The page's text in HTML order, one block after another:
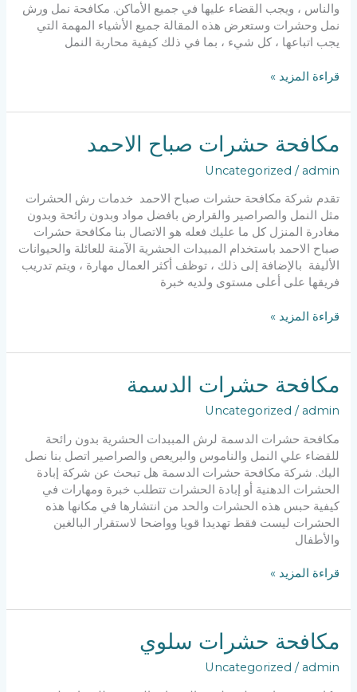
والناس ، ويجب القضاء عليها في جميع الأماكن. مكافحة نمل ورش
نمل وحشرات وستعرض هذه المقالة جميع الأشياء المهمة التي
يجب اتباعها ، كل شيء ، بما في ذلك كيفية محاربة النمل
مكافحة
بالكويت
قراءة المزيد »
مكافحة حشرات صباح الاحمد
Uncategorized / admin
تقدم شركة مكافحة حشرات صباح الاحمد خدمات رش الحشرات
مثل النمل والصراصير والقرارض بافضل مواد وبدون رائحة وبدون
مغادرة المنزل كل ما عليك فعله هو الاتصال بنا مكافحة حشرات
صباح الاحمد باستخدام المبيدات الحشرية الآمنة للعائلة والحيوانات
الأليفة بالإضافة إلى ذلك ، توظف أكثر العمال مهارة ، ويتم تدريب
فريقها على أعلى مستوى ولديه خبرة
مكافحة
صباح
قراءة المزيد »
مكافحة حشرات الدسمة
Uncategorized / admin
مكافحة حشرات الدسمة لرش المببدات الحشرية بدون رائحة
للقضاء علي النمل والناموس والبريعص والصراصير اتصل بنا نصل
اليك. شركة مكافحة حشرات الدسمة هل تبحث عن شركة إبادة
الحشرات الدهنية أو إبادة الحشرات تتطلب خبرة ومهارات في
كيفية حبس هذه الحشرات والحد من انتشارها في مكانها هذه
الحشرات ليست فقط تهديدا قويا وواضحا لاستقرار البالغين
والأطفال
مكافحة
الدسمة
قراءة المزيد »
مكافحة حشرات سلوي
Uncategorized / admin